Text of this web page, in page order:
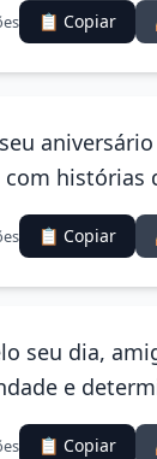
📋 Copiar
histórias
📋 Copiar
seu dia,
e
📋 Copiar